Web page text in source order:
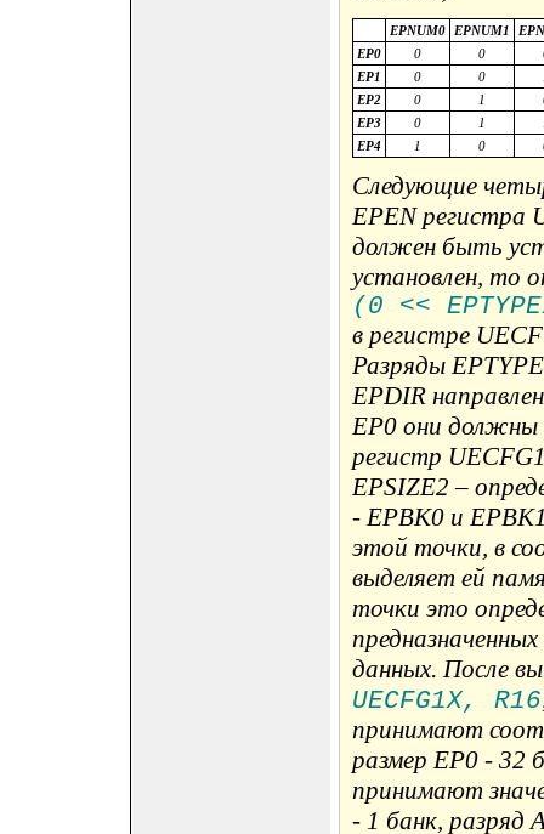
EPNUM0 EPNUM1
EP0
0 0
EP1
0 0
EP2
0 1
EP3
0 1
EP4
1 0
Следующие
EPEN регистра
должен быть
установлен, то
(0 <<
в регистре
Разряды
EPDIR
EP0 они должны
регистр
EPSIZE2 –
- EPBK0 и
этой точки, в
выделяет ей
точки это
данных. После
UECFG1X, R16
принимают
размер EP0 - 32
принимают
- 1 банк, разряд